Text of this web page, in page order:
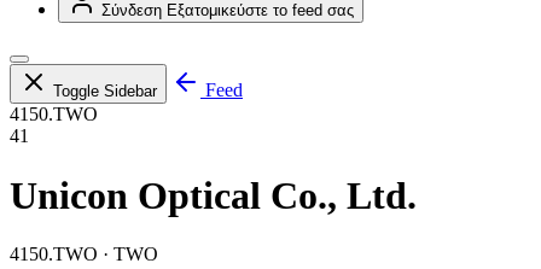
Σύνδεση Εξατομικεύστε το feed σας
Toggle Sidebar
Feed
4150.TWO
41
Unicon Optical Co., Ltd.
4150.TWO · TWO